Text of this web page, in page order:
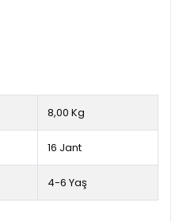
8,00 Kg
16 Jant
4-6 Yaş